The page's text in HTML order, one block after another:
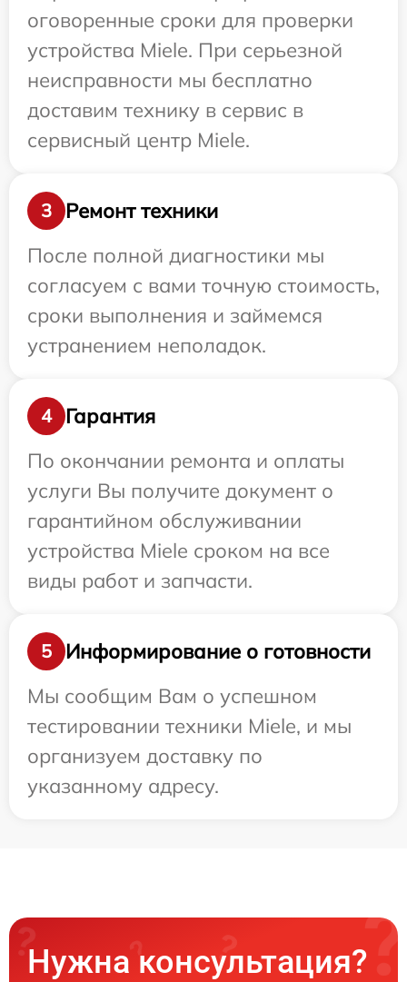
оговоренные сроки для проверки
устройства Miele. При серьезной
неисправности мы бесплатно
доставим технику в сервис в
сервисный центр Miele.
3
Ремонт техники
После полной диагностики мы
согласуем с вами точную стоимость,
сроки выполнения и займемся
устранением неполадок.
4
Гарантия
По окончании ремонта и оплаты
услуги Вы получите документ о
гарантийном обслуживании
устройства Miele сроком на все
виды работ и запчасти.
5
Информирование о готовности
Мы сообщим Вам о успешном
тестировании техники Miele, и мы
организуем доставку по
указанному адресу.
Нужна консультация?